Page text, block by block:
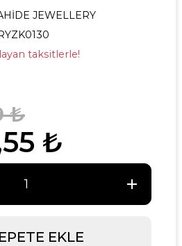
JEWELLERY
taksitlerle!
₺
₺
EKLE